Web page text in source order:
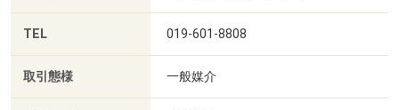
TEL 019-601-8808
取引態様 一般媒介